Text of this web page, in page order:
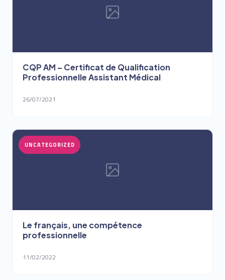
CQP AM – Certificat de Qualification
Professionnelle Assistant Médical
26/07/2021
UNCATEGORIZED
Le français, une compétence
professionnelle
11/02/2022